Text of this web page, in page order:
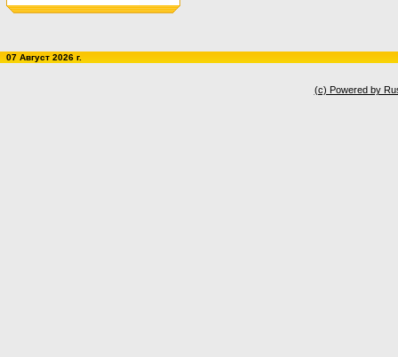
07 Август 2026 г.
(c) Powered by